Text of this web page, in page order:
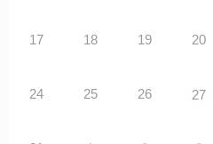
17 18 19 20
24 25 26 27